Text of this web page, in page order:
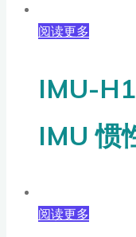
阅读更多
IMU-
IMU 惯
阅读更多